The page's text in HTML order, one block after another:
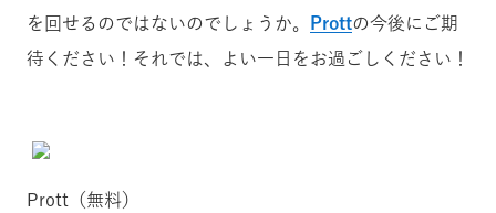
を回せるのではないのでしょうか。
Prottの今後にご期
待ください！それでは、よい一日をお過ごしください！
Prott（無料）